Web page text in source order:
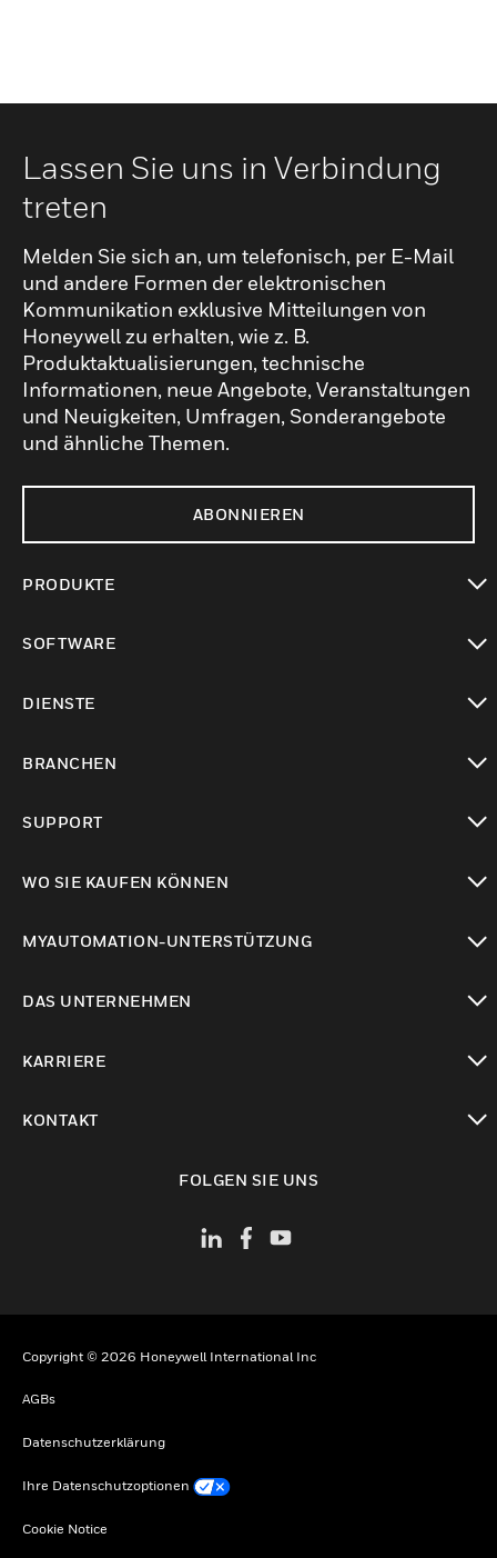
Lassen Sie uns in Verbindung
treten
Melden Sie sich an, um telefonisch, per E-Mail
und andere Formen der elektronischen
Kommunikation exklusive Mitteilungen von
Honeywell zu erhalten, wie z. B.
Produktaktualisierungen, technische
Informationen, neue Angebote, Veranstaltungen
und Neuigkeiten, Umfragen, Sonderangebote
und ähnliche Themen.
ABONNIEREN
PRODUKTE
SOFTWARE
DIENSTE
BRANCHEN
SUPPORT
WO SIE KAUFEN KÖNNEN
MYAUTOMATION-UNTERSTÜTZUNG
DAS UNTERNEHMEN
KARRIERE
KONTAKT
FOLGEN SIE UNS
Copyright © 2026 Honeywell International Inc
AGBs
Datenschutzerklärung
Ihre Datenschutzoptionen
Cookie Notice